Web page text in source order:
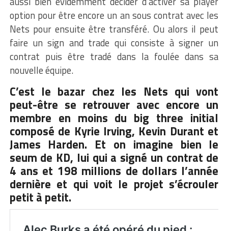
option pour être encore un an sous contrat avec les
Nets pour ensuite être transféré. Ou alors il peut
faire un sign and trade qui consiste à signer un
contrat puis être tradé dans la foulée dans sa
nouvelle équipe.
C’est le bazar chez les Nets qui vont
peut-être se retrouver avec encore un
membre en moins du big three initial
composé de Kyrie Irving, Kevin Durant et
James Harden. Et on imagine bien le
seum de KD, lui qui a signé un contrat de
4 ans et 198 millions de dollars l’année
dernière et qui voit le projet s’écrouler
petit à petit.